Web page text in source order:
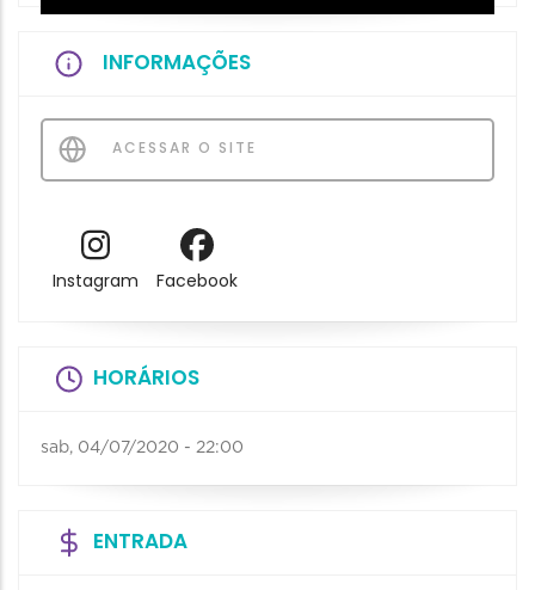
INFORMAÇÕES
ACESSAR O SITE
Instagram Facebook
HORÁRIOS
sab, 04/07/2020 - 22:00
ENTRADA